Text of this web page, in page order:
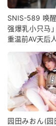
SNIS-589 唤
强爆乳小只马
重温前AV天后
园田みおん(园